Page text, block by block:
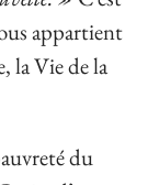
appartient
la Vie de la
du